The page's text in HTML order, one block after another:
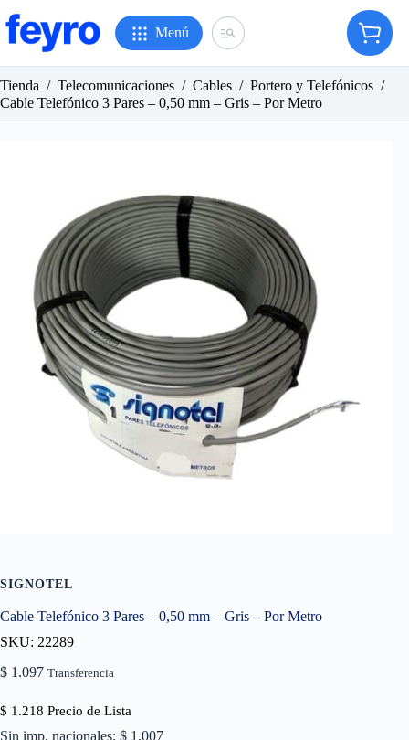
al
contenido
Menú
Carro
de
Tienda / Telecomunicaciones / Cables / Portero y Telefónicos /
Cable Telefónico 3 Pares – 0,50 mm – Gris – Por Metro
SIGNOTEL
Cable Telefónico 3 Pares – 0,50 mm – Gris – Por Metro
SKU: 22289
$ 1.097 Transferencia
$ 1.218 Precio de Lista
Sin imp. nacionales: $ 1.007